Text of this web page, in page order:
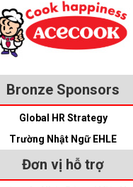
Bronze Sponsors
Global HR Strategy
Trường Nhật Ngữ EHLE
Đơn vị hỗ trợ